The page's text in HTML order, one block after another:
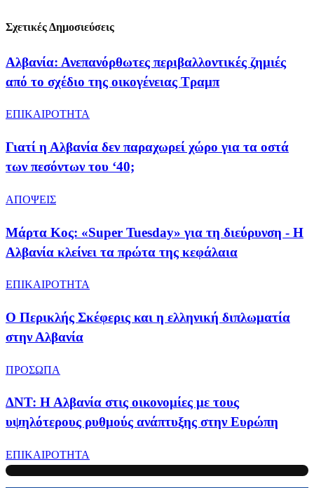
Σχετικές Δημοσιεύσεις
Αλβανία: Ανεπανόρθωτες περιβαλλοντικές ζημιές
από το σχέδιο της οικογένειας Τραμπ
ΕΠΙΚΑΙΡΟΤΗΤΑ
Γιατί η Αλβανία δεν παραχωρεί χώρο για τα οστά
των πεσόντων του ‘40;
ΑΠΟΨΕΙΣ
Μάρτα Κος: «Super Tuesday» για τη διεύρυνση - Η
Αλβανία κλείνει τα πρώτα της κεφάλαια
ΕΠΙΚΑΙΡΟΤΗΤΑ
Ο Περικλής Σκέφερις και η ελληνική διπλωματία
στην Αλβανία
ΠΡΟΣΩΠΑ
ΔΝΤ: Η Αλβανία στις οικονομίες με τους
υψηλότερους ρυθμούς ανάπτυξης στην Ευρώπη
ΕΠΙΚΑΙΡΟΤΗΤΑ